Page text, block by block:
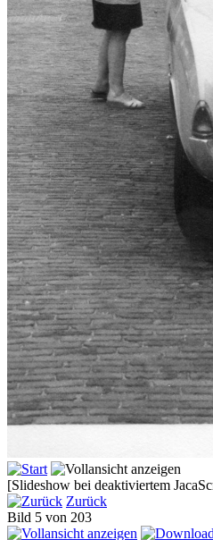
[Slideshow bei deaktiviertem
Zurück
Bild 5 von 203